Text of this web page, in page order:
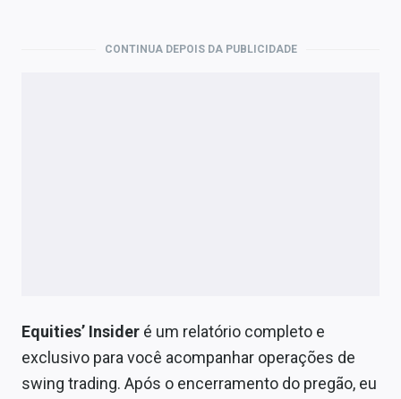
CONTINUA DEPOIS DA PUBLICIDADE
Equities’ Insider é um relatório completo e
exclusivo para você acompanhar operações de
swing trading. Após o encerramento do pregão, eu